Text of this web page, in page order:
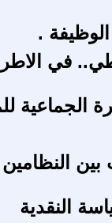
.
في
الجماعية
النقدية